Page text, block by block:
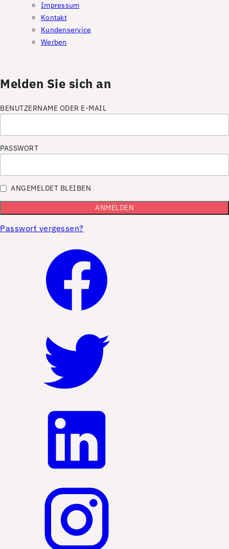
Impressum
Kontakt
Kundenservice
Werben
Melden Sie sich an
BENUTZERNAME ODER E-MAIL
PASSWORT
ANGEMELDET BLEIBEN
Passwort vergessen?